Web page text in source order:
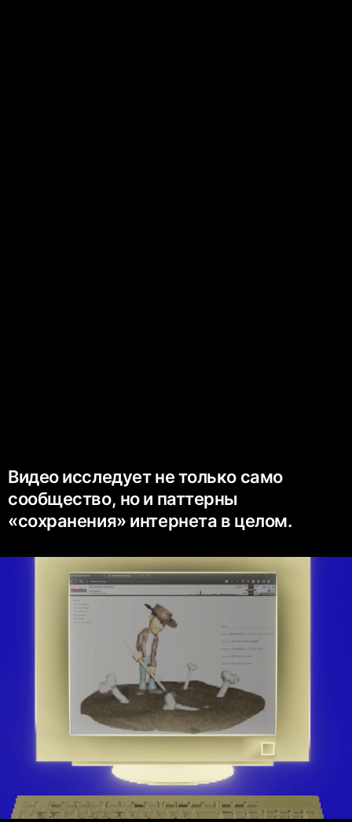
Видео исследует не только само
сообщество, но и паттерны
«сохранения» интернета в целом.